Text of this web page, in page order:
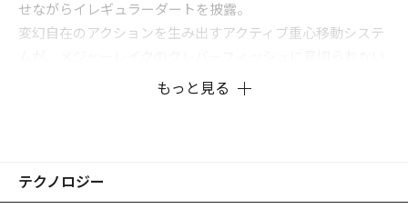
せながらイレギュラーダートを披露。
変幻自在のアクションを生み出すアクティブ重心移動システ
リアクションゲームを展開。もっと見る
テクノロジー